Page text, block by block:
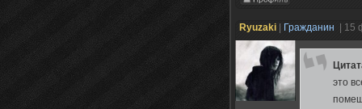
Ryuzaki Гражданин | 15
это